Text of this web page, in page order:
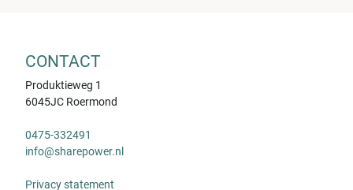
CONTACT
Produktieweg 1
6045JC Roermond
0475-332491
info@sharepower.nl
Privacy statement